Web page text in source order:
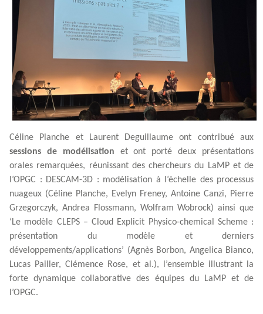
Céline Planche et Laurent Deguillaume ont contribué aux
sessions de modélisation et ont porté deux présentations
orales remarquées, réunissant des chercheurs du LaMP et de
l’OPGC : DESCAM-3D : modélisation à l’échelle des processus
nuageux (Céline Planche, Evelyn Freney, Antoine Canzi, Pierre
Grzegorczyk, Andrea Flossmann, Wolfram Wobrock) ainsi que
‘Le modèle CLEPS – Cloud Explicit Physico-chemical Scheme :
présentation du modèle et derniers
développements/applications’ (Agnès Borbon, Angelica Bianco,
Lucas Pailler, Clémence Rose, et al.), l’ensemble illustrant la
forte dynamique collaborative des équipes du LaMP et de
l’OPGC.